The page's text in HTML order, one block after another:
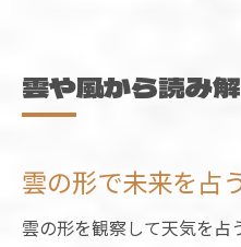
雲や風から読み
雲の形で未来を占
雲の形を観察して天気を占